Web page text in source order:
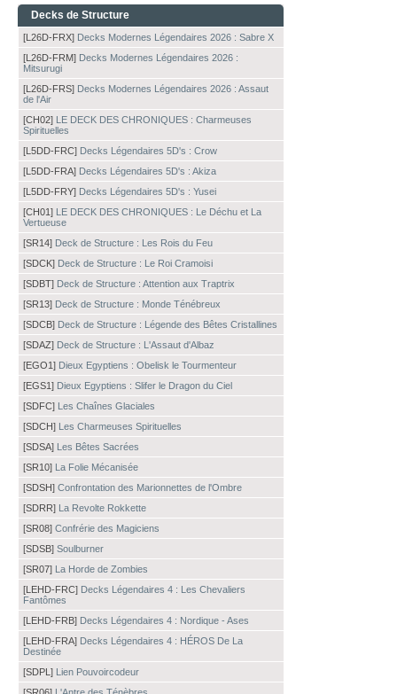
Decks de Structure
[L26D-FRX] Decks Modernes Légendaires 2026 : Sabre X
[L26D-FRM] Decks Modernes Légendaires 2026 :
Mitsurugi
[L26D-FRS] Decks Modernes Légendaires 2026 : Assaut
de l'Air
[CH02] LE DECK DES CHRONIQUES : Charmeuses
Spirituelles
[L5DD-FRC] Decks Légendaires 5D's : Crow
[L5DD-FRA] Decks Légendaires 5D's : Akiza
[L5DD-FRY] Decks Légendaires 5D's : Yusei
[CH01] LE DECK DES CHRONIQUES : Le Déchu et La
Vertueuse
[SR14] Deck de Structure : Les Rois du Feu
[SDCK] Deck de Structure : Le Roi Cramoisi
[SDBT] Deck de Structure : Attention aux Traptrix
[SR13] Deck de Structure : Monde Ténébreux
[SDCB] Deck de Structure : Légende des Bêtes Cristallines
[SDAZ] Deck de Structure : L'Assaut d'Albaz
[EGO1] Dieux Egyptiens : Obelisk le Tourmenteur
[EGS1] Dieux Egyptiens : Slifer le Dragon du Ciel
[SDFC] Les Chaînes Glaciales
[SDCH] Les Charmeuses Spirituelles
[SDSA] Les Bêtes Sacrées
[SR10] La Folie Mécanisée
[SDSH] Confrontation des Marionnettes de l'Ombre
[SDRR] La Revolte Rokkette
[SR08] Confrérie des Magiciens
[SDSB] Soulburner
[SR07] La Horde de Zombies
[LEHD-FRC] Decks Légendaires 4 : Les Chevaliers
Fantômes
[LEHD-FRB] Decks Légendaires 4 : Nordique - Ases
[LEHD-FRA] Decks Légendaires 4 : HÉROS De La
Destinée
[SDPL] Lien Pouvoircodeur